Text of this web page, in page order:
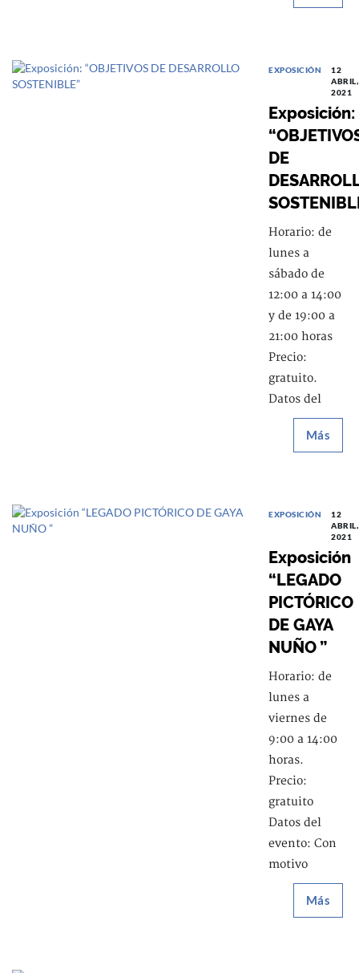
EXPOSICIÓN
12
ABRIL,
2021
Exposición:
DE
Horario: de
lunes a
sábado de
12:00 a 14:00
y de 19:00 a
21:00 horas
Precio:
gratuito.
Datos del
Más
EXPOSICIÓN
12
ABRIL,
2021
Exposición
“LEGADO
PICTÓRICO
DE GAYA
NUÑO ”
Horario: de
lunes a
viernes de
9:00 a 14:00
horas.
Precio:
gratuito
Datos del
evento: Con
motivo
Más